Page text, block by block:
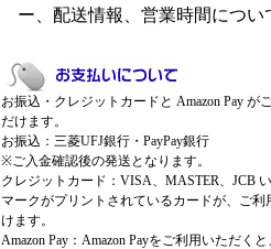
ー、配送情報、営業時間につ
お振込・クレジットカードと Amazon Pay が
だけます。
お振込：三菱UFJ銀行・PayPay銀行
※ご入金確認後の発送となります。
クレジットカード：VISA、MASTER、JCB
マークがプリントされているカードが、ご利
けます。
Amazon Pay：Amazon Payをご利用いただく